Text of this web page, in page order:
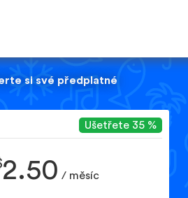
si své předplatné
Ušetřete 35 %
2.50 / měsíc